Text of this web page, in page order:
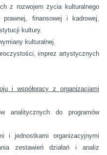
z rozwojem życia kulturalnego
finansowej i kadrowej,
kultury.
kulturalnej.
imprez artystycznych
i współpracy z organizacjami
do programów
i jednostkami organizacyjnymi
zestawień działań i analiz